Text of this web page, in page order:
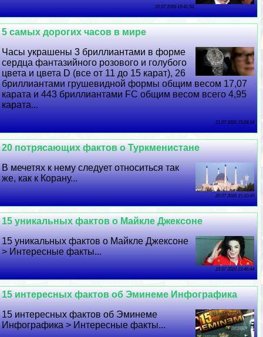
22 07 2026 19:41:53
5 самых дорогих часов в мире
Часы украшены 3 бриллиантами в форме
сердца фантазийного розового и гoлyбого
цвета и цвета D (все от 11 до 15 карат), 26
бриллиантами грушевидной формы общим весом 17,07
карата и 443 бриллиантами FC общим весом всего 4,95
карата...
21 07 2026 15:28:14
20 потрясающих фактов о Туркменистане
В мечетях к нему следует относиться так
же, как к Корану...
20 07 2026 15:10:45
15 уникальных фактов о Майкле Джексоне
15 уникальных фактов о Майкле Джексоне
> Интересные факты...
19 07 2026 23:46:44
15 интересных фактов об Эминеме Инфографика
15 интересных фактов об Эминеме
Инфографика > Интересные факты...